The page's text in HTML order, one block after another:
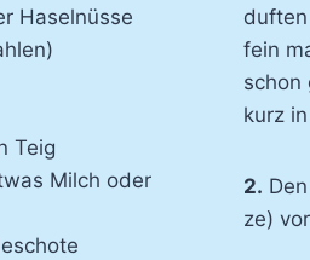
Haselnüsse
Teig
Milch oder
fein
schon
kurz
2.
ze)